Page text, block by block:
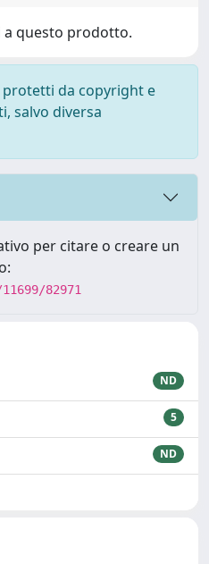
a questo prodotto.
protetti da copyright e
salvo diversa
per citare o creare un
82971
ND
5
ND